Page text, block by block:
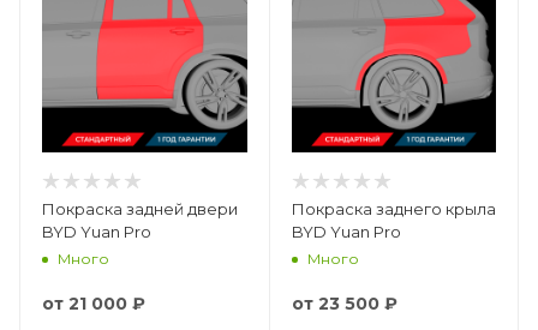
Покраска задней двери
BYD Yuan Pro
Много
от 21 000 ₽
Покраска заднего крыла
BYD Yuan Pro
Много
от 23 500 ₽